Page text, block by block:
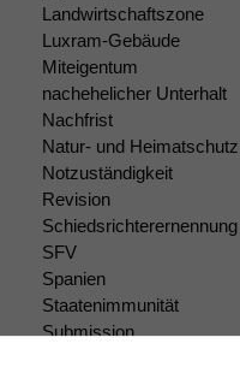
Landwirtschaftszone
Luxram-Gebäude
Miteigentum
nachehelicher Unterhalt
Nachfrist
Natur- und Heimatschutz
Notzuständigkeit
Revision
Schiedsrichterernennung
SFV
Spanien
Staatenimmunität
Submission